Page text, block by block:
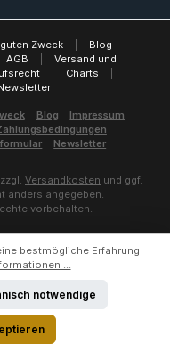
Zweck Blog
AGB
Versand und
Charts
Blog
Impressum
Newsletter
Versandkosten und ggf.
anders angegeben.
vorbehalten.
bestmögliche Erfahrung
...
notwendige